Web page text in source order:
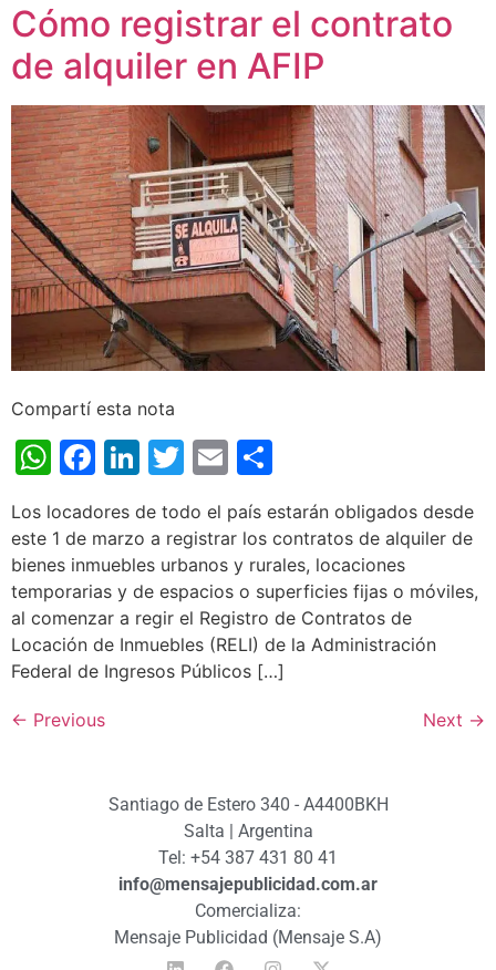
Cómo registrar el contrato
de alquiler en AFIP
Compartí esta nota
WhatsApp
Facebook
LinkedIn
Twitter
Email
Los locadores de todo el país estarán obligados desde
este 1 de marzo a registrar los contratos de alquiler de
bienes inmuebles urbanos y rurales, locaciones
temporarias y de espacios o superficies fijas o móviles,
al comenzar a regir el Registro de Contratos de
Locación de Inmuebles (RELI) de la Administración
Federal de Ingresos Públicos […]
← Previous Next →
Santiago de Estero 340 - A4400BKH
Salta | Argentina
Tel: +54 387 431 80 41
info@mensajepublicidad.com.ar
Comercializa:
Mensaje Publicidad (Mensaje S.A)